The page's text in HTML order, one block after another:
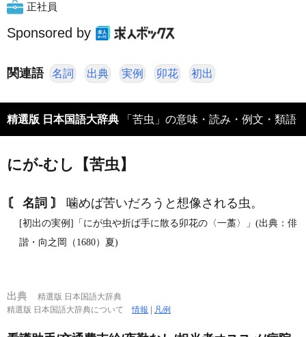
正社員
Sponsored by
関連語 名詞 出典 実例 卯花 初出
精選版 日本国語大辞典 「苦虫」の意味・読み・例文・類語
にが‐むし【苦虫】
〘 名詞 〙 噛めば苦いだろうと想像される虫。
[初出の実例]「にが虫や折ば手に散る卯花の〈一藁〉」(出典：俳
諧・向之岡（1680）夏)
出典
精選版 日本国語大辞典
精選版 日本国語大辞典について情報 | 凡例